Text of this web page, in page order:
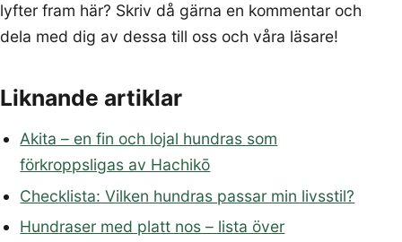
lyfter fram här? Skriv då gärna en kommentar och
dela med dig av dessa till oss och våra läsare!
Liknande artiklar
Akita – en fin och lojal hundras som
förkroppsligas av Hachikō
Checklista: Vilken hundras passar min livsstil?
Hundraser med platt nos – lista över